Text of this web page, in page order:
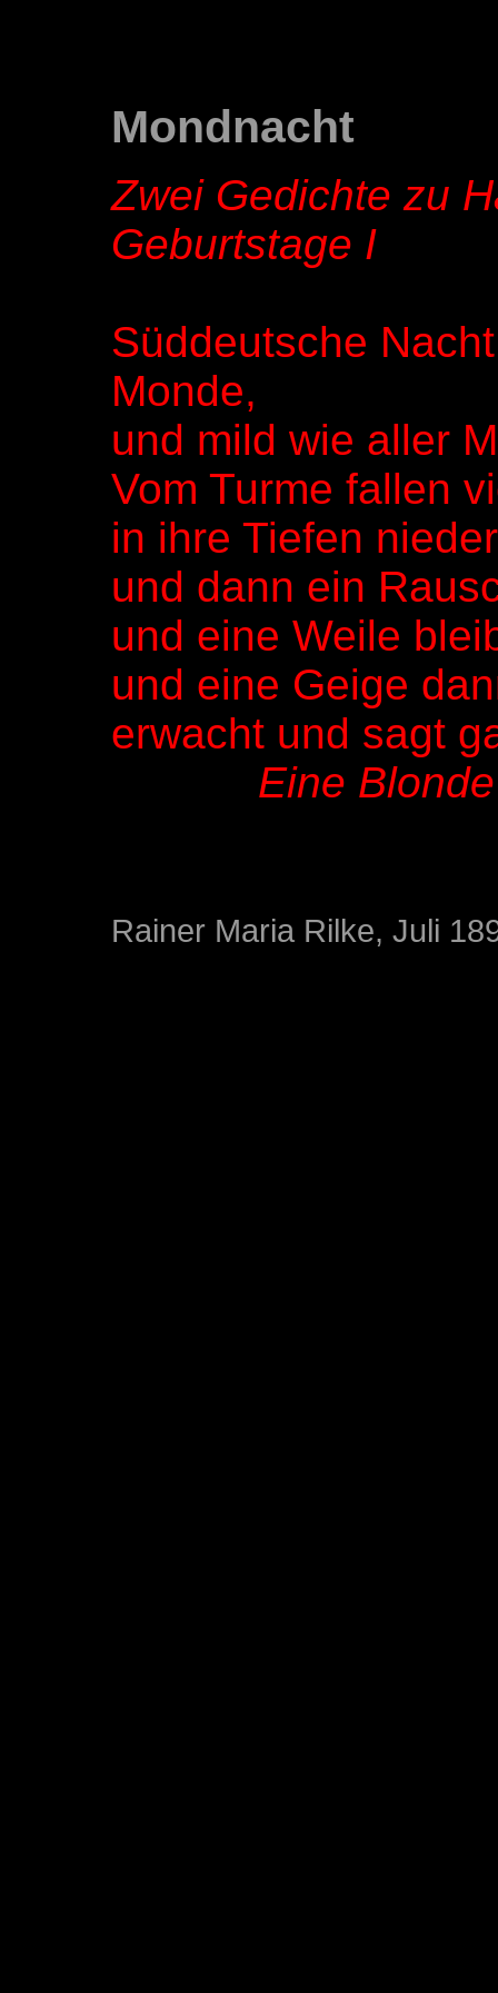
Mondnacht
Zwei Gedichte zu
Geburtstage I
Süddeutsche
Monde,
und mild wie aller
Vom Turme fallen
in ihre Tiefen
und dann ein
und eine Weile
und eine Geige
erwacht und sagt
Eine Blonde
Rainer Maria Rilke, Juli